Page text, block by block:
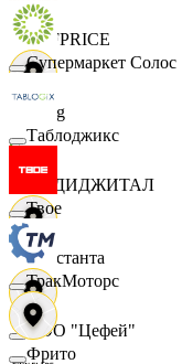
OFFPRICE
string
X5 ДИДЖИТАЛ
Константа
ООО "Цефей"
Супермаркет Солос
Таблоджикс
Твое
ТракМоторс
Фрито